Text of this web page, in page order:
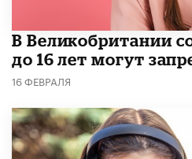
В Великобритании
до 16 лет могут
16 ФЕВРАЛЯ